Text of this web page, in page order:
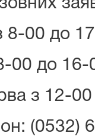
8-00 до
00 до 16-
з 12-
(0532)